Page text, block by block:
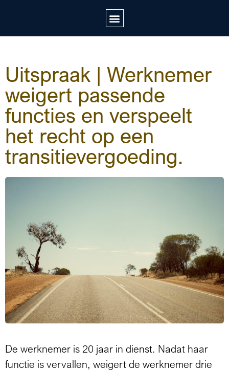
Uitspraak | Werknemer
weigert passende
functies en verspeelt
het recht op een
transitievergoeding.
De werknemer is 20 jaar in dienst. Nadat haar
functie is vervallen, weigert de werknemer drie